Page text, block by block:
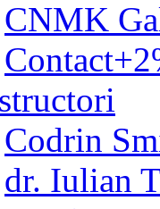
CNMK
Codrin
dr. Iulian